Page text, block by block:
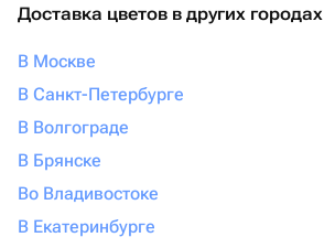
Доставка цветов в других городах
В Москве
В Санкт-Петербурге
В Волгограде
В Брянске
Во Владивостоке
В Екатеринбурге